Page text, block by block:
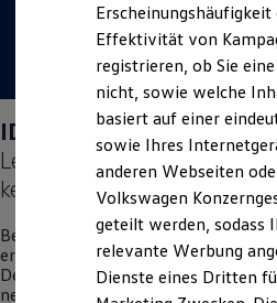
Batterie
Sicherheit
Garantie und
Nachhaltigkeit
Technologie
Kosten und Kauf
Verbrauchskosten
Kaufoptionen
E-Auto-Förderung
Software und
Die ID. Software 6
ID. Software
Digitale Extras
Schnittstellen zu
ID. Polo
Days am
Lernen Sie den neuen
kennen.
Besuchen Sie uns am 04.
erleben Sie einen Tag voller
Denn wir möchten Ihnen auf
neuen vollelektrischen
ID. Polo
Erscheinungshäufigkeit
Effektivität von
registrieren, ob Sie
nicht, sowie welche
basiert auf einer
sowie Ihres
anderen Webseiten
Volkswagen
geteilt werden, sodass
relevante Werbung
Dienste eines Dritten